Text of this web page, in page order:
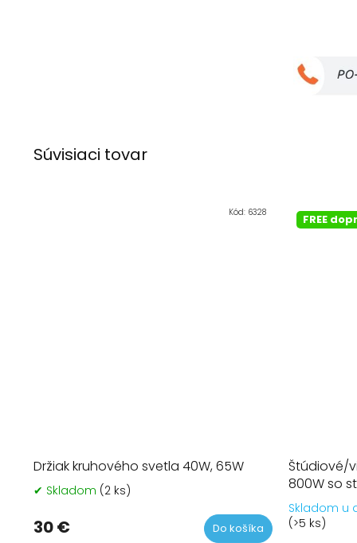
Súvisiaci tovar
Držiak kruhového svetla 40W, 65W
produktu
✔ Skladom (2 ks)
30 € Do košíka
Kód: 6328 FREE
Štúdiové/
800W so
Skladom u
(>5 ks)